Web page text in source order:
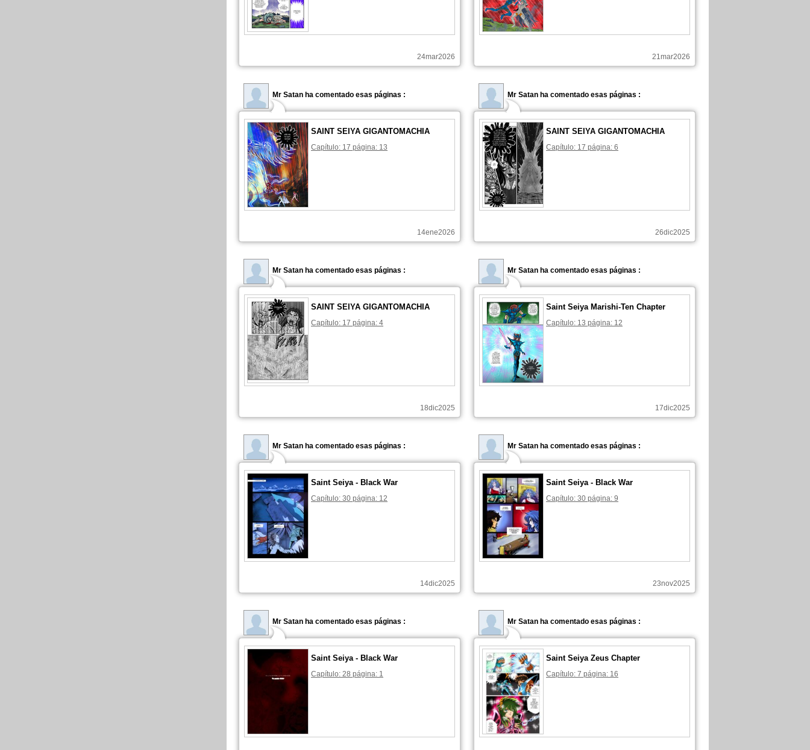
24mar2026 21mar2026
Mr Satan ha comentado esas páginas :
SAINT SEIYA GIGANTOMACHIA
Capítulo: 17 página: 13
14ene2026
Mr Satan ha comentado esas páginas :
SAINT SEIYA GIGANTOMACHIA
Capítulo: 17 página: 6
26dic2025
Mr Satan ha comentado esas páginas :
SAINT SEIYA GIGANTOMACHIA
Capítulo: 17 página: 4
18dic2025
Mr Satan ha comentado esas páginas :
Saint Seiya Marishi-Ten Chapter
Capítulo: 13 página: 12
17dic2025
Mr Satan ha comentado esas páginas :
Saint Seiya - Black War
Capítulo: 30 página: 12
14dic2025
Mr Satan ha comentado esas páginas :
Saint Seiya - Black War
Capítulo: 30 página: 9
23nov2025
Mr Satan ha comentado esas páginas :
Saint Seiya - Black War
Capítulo: 28 página: 1
Mr Satan ha comentado esas páginas :
Saint Seiya Zeus Chapter
Capítulo: 7 página: 16